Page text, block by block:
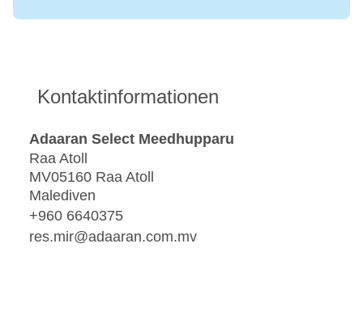
Kontaktinformationen
Adaaran Select Meedhupparu
Raa Atoll
MV05160 Raa Atoll
Malediven
+960 6640375
res.mir@adaaran.com.mv